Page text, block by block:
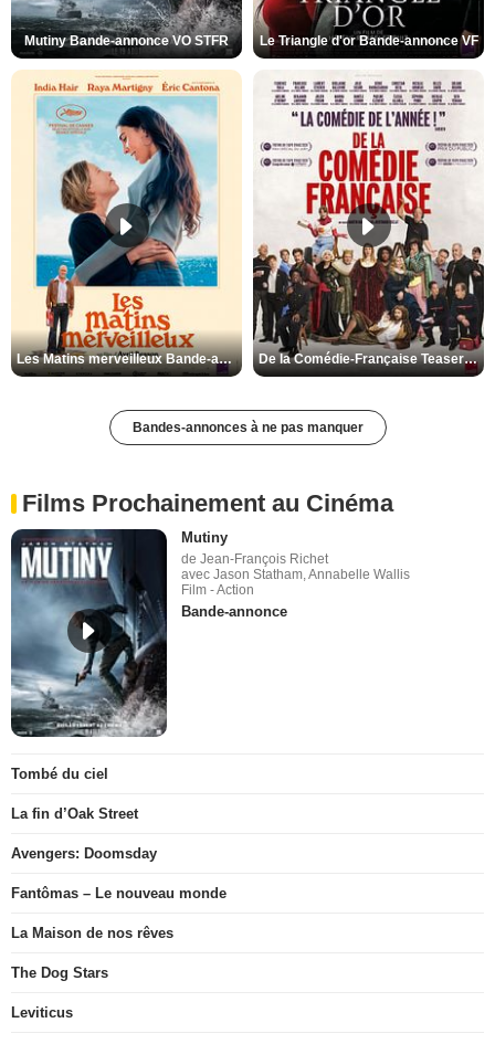
Mutiny Bande-annonce VO STFR Le Triangle d'or Bande-annonce VF
Les Matins merveilleux Bande-annonce VF De la Comédie-Française Teaser VF
Bandes-annonces à ne pas manquer
Films Prochainement au Cinéma
Mutiny
de Jean-François Richet
avec Jason Statham, Annabelle Wallis
Film - Action
Bande-annonce
Tombé du ciel
La fin d’Oak Street
Avengers: Doomsday
Fantômas – Le nouveau monde
La Maison de nos rêves
The Dog Stars
Leviticus